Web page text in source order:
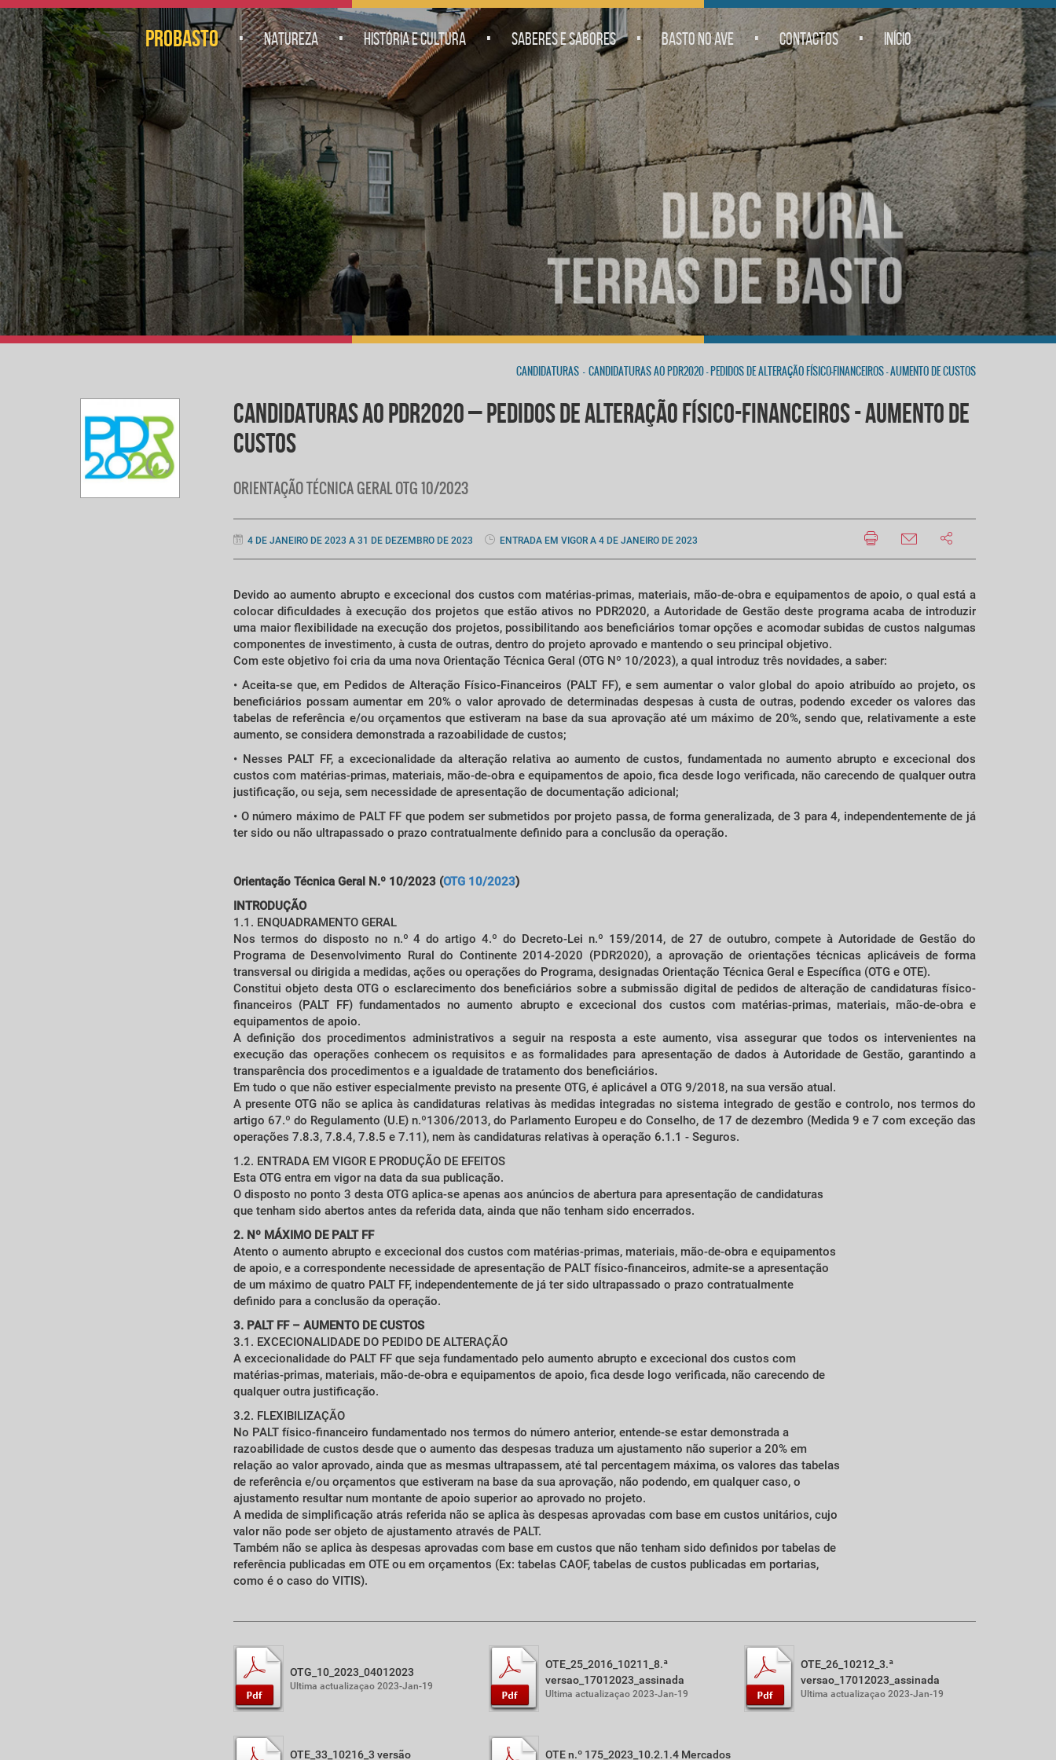
PROBASTO . NATUREZA . HISTÓRIA E CULTURA . SABERES E SABORES . BASTO NO AVE . CONTACTOS . INÍCIO
CANDIDATURAS - CANDIDATURAS AO PDR2020 – PEDIDOS DE ALTERAÇÃO FÍSICO-FINANCEIROS - AUMENTO DE CUSTOS
CANDIDATURAS AO PDR2020 – PEDIDOS DE ALTERAÇÃO FÍSICO-FINANCEIROS - AUMENTO DE
CUSTOS
ORIENTAÇÃO TÉCNICA GERAL OTG 10/2023
4 DE JANEIRO DE 2023 A 31 DE DEZEMBRO DE 2023 ENTRADA EM VIGOR A 4 DE JANEIRO DE 2023
Devido ao aumento abrupto e excecional dos custos com matérias-primas, materiais, mão-de-obra e equipamentos de apoio, o qual está a
colocar dificuldades à execução dos projetos que estão ativos no PDR2020, a Autoridade de Gestão deste programa acaba de introduzir
uma maior flexibilidade na execução dos projetos, possibilitando aos beneficiários tomar opções e acomodar subidas de custos nalgumas
componentes de investimento, à custa de outras, dentro do projeto aprovado e mantendo o seu principal objetivo.
Com este objetivo foi cria da uma nova Orientação Técnica Geral (OTG Nº 10/2023), a qual introduz três novidades, a saber:
• Aceita-se que, em Pedidos de Alteração Físico-Financeiros (PALT FF), e sem aumentar o valor global do apoio atribuído ao projeto, os
beneficiários possam aumentar em 20% o valor aprovado de determinadas despesas à custa de outras, podendo exceder os valores das
tabelas de referência e/ou orçamentos que estiveram na base da sua aprovação até um máximo de 20%, sendo que, relativamente a este
aumento, se considera demonstrada a razoabilidade de custos;
• Nesses PALT FF, a excecionalidade da alteração relativa ao aumento de custos, fundamentada no aumento abrupto e excecional dos
custos com matérias-primas, materiais, mão-de-obra e equipamentos de apoio, fica desde logo verificada, não carecendo de qualquer outra
justificação, ou seja, sem necessidade de apresentação de documentação adicional;
• O número máximo de PALT FF que podem ser submetidos por projeto passa, de forma generalizada, de 3 para 4, independentemente de já
ter sido ou não ultrapassado o prazo contratualmente definido para a conclusão da operação.
Orientação Técnica Geral N.º 10/2023 (OTG 10/2023)
INTRODUÇÃO
1.1. ENQUADRAMENTO GERAL
Nos termos do disposto no n.º 4 do artigo 4.º do Decreto-Lei n.º 159/2014, de 27 de outubro, compete à Autoridade de Gestão do
Programa de Desenvolvimento Rural do Continente 2014-2020 (PDR2020), a aprovação de orientações técnicas aplicáveis de forma
transversal ou dirigida a medidas, ações ou operações do Programa, designadas Orientação Técnica Geral e Específica (OTG e OTE).
Constitui objeto desta OTG o esclarecimento dos beneficiários sobre a submissão digital de pedidos de alteração de candidaturas físico-
financeiros (PALT FF) fundamentados no aumento abrupto e excecional dos custos com matérias-primas, materiais, mão-de-obra e
equipamentos de apoio.
A definição dos procedimentos administrativos a seguir na resposta a este aumento, visa assegurar que todos os intervenientes na
execução das operações conhecem os requisitos e as formalidades para apresentação de dados à Autoridade de Gestão, garantindo a
transparência dos procedimentos e a igualdade de tratamento dos beneficiários.
Em tudo o que não estiver especialmente previsto na presente OTG, é aplicável a OTG 9/2018, na sua versão atual.
A presente OTG não se aplica às candidaturas relativas às medidas integradas no sistema integrado de gestão e controlo, nos termos do
artigo 67.º do Regulamento (U.E) n.º1306/2013, do Parlamento Europeu e do Conselho, de 17 de dezembro (Medida 9 e 7 com exceção das
operações 7.8.3, 7.8.4, 7.8.5 e 7.11), nem às candidaturas relativas à operação 6.1.1 - Seguros.
1.2. ENTRADA EM VIGOR E PRODUÇÃO DE EFEITOS
Esta OTG entra em vigor na data da sua publicação.
O disposto no ponto 3 desta OTG aplica-se apenas aos anúncios de abertura para apresentação de candidaturas
que tenham sido abertos antes da referida data, ainda que não tenham sido encerrados.
2. Nº MÁXIMO DE PALT FF
Atento o aumento abrupto e excecional dos custos com matérias-primas, materiais, mão-de-obra e equipamentos
de apoio, e a correspondente necessidade de apresentação de PALT físico-financeiros, admite-se a apresentação
de um máximo de quatro PALT FF, independentemente de já ter sido ultrapassado o prazo contratualmente
definido para a conclusão da operação.
3. PALT FF – AUMENTO DE CUSTOS
3.1. EXCECIONALIDADE DO PEDIDO DE ALTERAÇÃO
A excecionalidade do PALT FF que seja fundamentado pelo aumento abrupto e excecional dos custos com
matérias-primas, materiais, mão-de-obra e equipamentos de apoio, fica desde logo verificada, não carecendo de
qualquer outra justificação.
3.2. FLEXIBILIZAÇÃO
No PALT físico-financeiro fundamentado nos termos do número anterior, entende-se estar demonstrada a
razoabilidade de custos desde que o aumento das despesas traduza um ajustamento não superior a 20% em
relação ao valor aprovado, ainda que as mesmas ultrapassem, até tal percentagem máxima, os valores das tabelas
de referência e/ou orçamentos que estiveram na base da sua aprovação, não podendo, em qualquer caso, o
ajustamento resultar num montante de apoio superior ao aprovado no projeto.
A medida de simplificação atrás referida não se aplica às despesas aprovadas com base em custos unitários, cujo
valor não pode ser objeto de ajustamento através de PALT.
Também não se aplica às despesas aprovadas com base em custos que não tenham sido definidos por tabelas de
referência publicadas em OTE ou em orçamentos (Ex: tabelas CAOF, tabelas de custos publicadas em portarias,
como é o caso do VITIS).
OTG_10_2023_04012023
Ultima actualizaçao 2023-Jan-19
OTE_25_2016_10211_8.ª
versao_17012023_assinada
Ultima actualizaçao 2023-Jan-19
OTE_26_10212_3.ª
versao_17012023_assinada
Ultima actualizaçao 2023-Jan-19
OTE_33_10216_3 versão OTE n.º 175_2023_10.2.1.4 Mercados